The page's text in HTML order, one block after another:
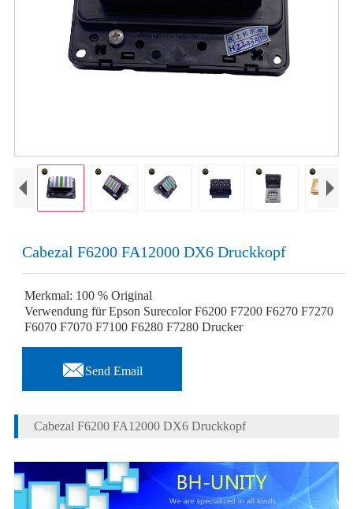
Cabezal F6200 FA12000 DX6 Druckkopf
Merkmal: 100 % Original
Verwendung für Epson Surecolor F6200 F7200 F6270 F7270
F6070 F7070 F7100 F6280 F7280 Drucker
Send Email
Cabezal F6200 FA12000 DX6 Druckkopf